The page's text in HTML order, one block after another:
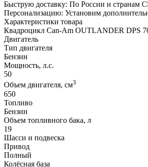
Быструю доставку: По России и странам
Персонализацию: Установим
Характеристики товара
Квадроцикл Can-Am OUTLANDER DPS
Двигатель
Тип двигателя
Бензин
Мощность, л.с.
50
Объем двигателя, см3
650
Топливо
Бензин
Объем топливного бака, л
19
Шасси и подвеска
Привод
Полный
Колёсная база